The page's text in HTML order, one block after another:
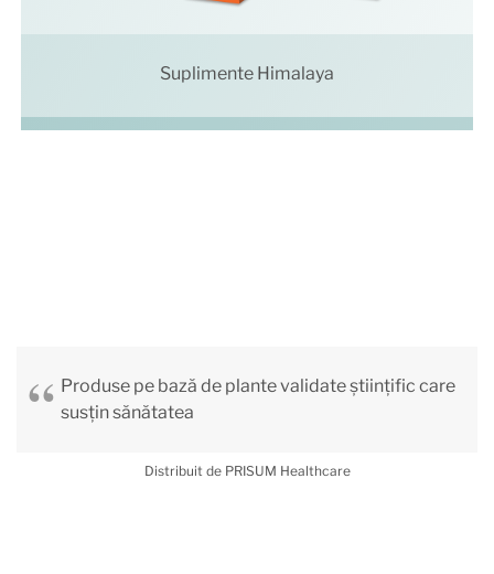
Suplimente Himalaya
Produse pe bază de plante validate științific care
susțin sănătatea
Distribuit de PRISUM Healthcare